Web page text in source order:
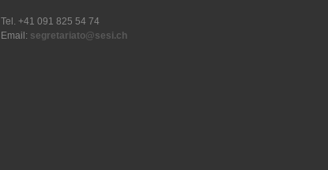
Tel. +41 091 825 54 74
Email: segretariato@sesi.ch